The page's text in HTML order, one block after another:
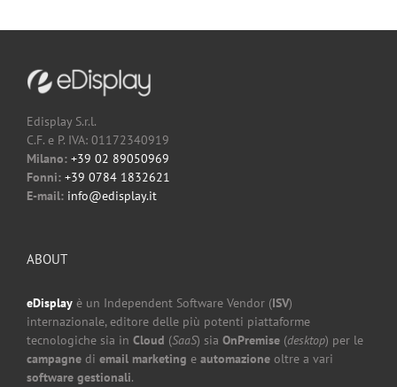
Edisplay S.r.l.
C.F. e P. IVA: 01172340919
Milano: +39 02 89050969
Fonni: +39 0784 1832621
E-mail: info@edisplay.it
ABOUT
eDisplay è un Independent Software Vendor (ISV)
internazionale, editore delle più potenti piattaforme
tecnologiche sia in Cloud (SaaS) sia OnPremise (desktop) per le
campagne di email marketing e automazione oltre a vari
software gestionali.